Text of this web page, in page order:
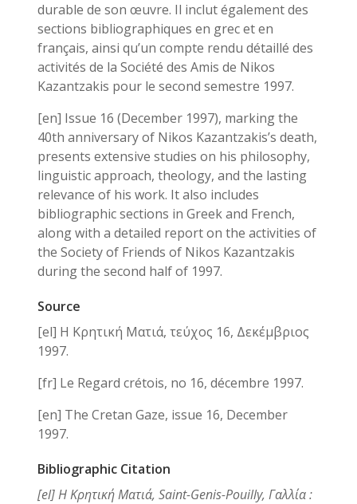
durable de son œuvre. Il inclut également des
sections bibliographiques en grec et en
français, ainsi qu’un compte rendu détaillé des
activités de la Société des Amis de Nikos
Kazantzakis pour le second semestre 1997.
[en] Issue 16 (December 1997), marking the
40th anniversary of Nikos Kazantzakis’s death,
presents extensive studies on his philosophy,
linguistic approach, theology, and the lasting
relevance of his work. It also includes
bibliographic sections in Greek and French,
along with a detailed report on the activities of
the Society of Friends of Nikos Kazantzakis
during the second half of 1997.
Source
[el] Η Κρητική Ματιά, τεύχος 16, Δεκέμβριος
1997.
[fr] Le Regard crétois, no 16, décembre 1997.
[en] The Cretan Gaze, issue 16, December
1997.
Bibliographic Citation
[el] Η Κρητική Ματιά, Saint-Genis-Pouilly, Γαλλία :